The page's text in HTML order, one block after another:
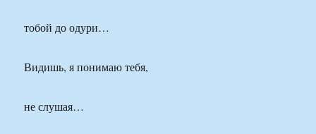
тобой до одури…
Видишь, я понимаю тебя,
не слушая…